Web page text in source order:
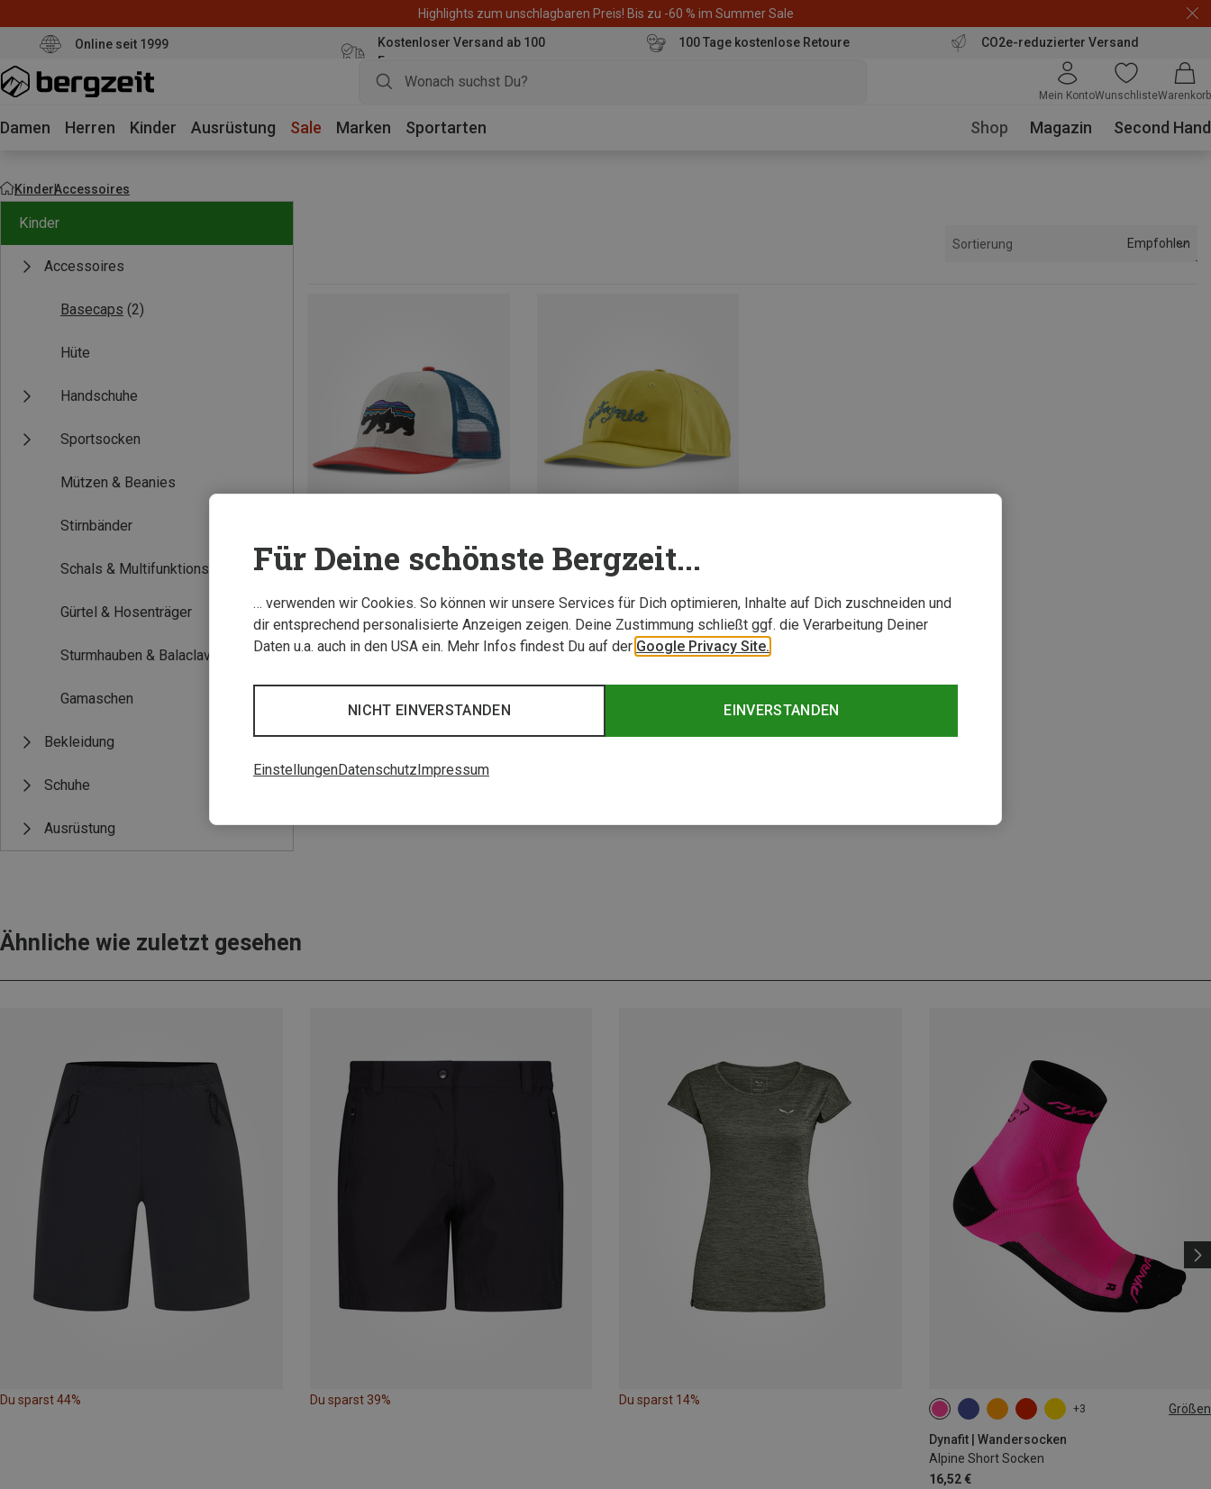
Highlights zum unschlagbaren Preis! Bis zu -60 % im Summer Sale
Online seit 1999
Kostenloser Versand ab 100
Euro
100 Tage kostenlose Retoure CO2e-reduzierter Versand
Mein KontoWunschlisteWarenkorb
Damen Herren Kinder Ausrüstung Sale Marken Sportarten Shop Magazin Second Hand
KinderAccessoires
Kinder
Accessoires
Basecaps (2)
Hüte
Handschuhe
Sportsocken
Mützen & Beanies
Stirnbänder
Schals & Multifunktionstücher
Gürtel & Hosenträger
Sturmhauben & Balaclavas
Gamaschen
Bekleidung
Schuhe
Ausrüstung
Sortierung Empfohlen
Patagonia | Basecaps
Kinder Trucker Cap
Du sparst 27%
Ähnliche wie zuletzt gesehen
Du sparst 44% Du sparst 39% Du sparst 14%
+3 Größen
Dynafit | Wandersocken
Alpine Short Socken
16,52 €
35|36|37|38 39|40|41|42
Für Deine schönste Bergzeit...
… verwenden wir Cookies. So können wir unsere Services für Dich optimieren, Inhalte auf Dich zuschneiden und
dir entsprechend personalisierte Anzeigen zeigen. Deine Zustimmung schließt ggf. die Verarbeitung Deiner
Daten u.a. auch in den USA ein. Mehr Infos findest Du auf der Google Privacy Site.
EINVERSTANDEN
NICHT EINVERSTANDEN
EinstellungenDatenschutzImpressum